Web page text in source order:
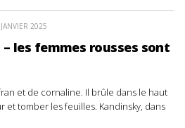
2025
– les femmes rousses sont
et de cornaline. Il brûle dans le haut
et tomber les feuilles. Kandinsky, dans